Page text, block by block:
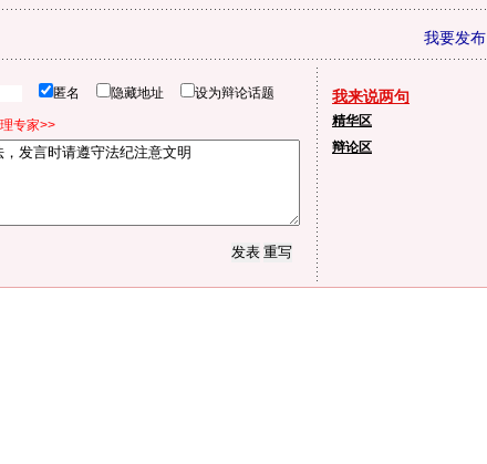
我要发布
匿名 隐藏地址 设为辩论话题
专家>>
我来说两句
精华区
辩论区